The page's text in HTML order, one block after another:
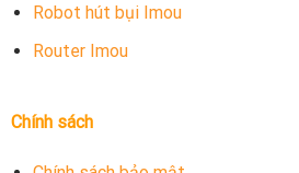
Robot hút bụi Imou
Router Imou
Chính sách